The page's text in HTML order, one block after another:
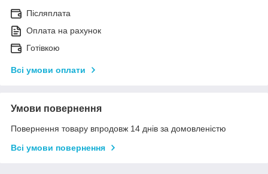
Післяплата
Оплата на рахунок
Готівкою
Всі умови оплати
Умови повернення
Повернення товару впродовж 14 днів за домовленістю
Всі умови повернення